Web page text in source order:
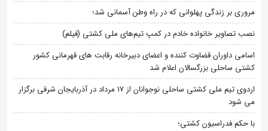
مروری بر زندگی پهلوانی که در راه وطن آسمانی شد؛
نصب تصاویر خانواده خادم در کمپ تیم‌های ملی کشتی (فیلم)
اسامی داوران قضاوت کننده و اعضای دبیرخانه رقابت های قهرمانی کشور
کشتی ساحلی بزرگسالان اعلام شد
اردوی تیم ملی کشتی ساحلی نوجوانان از 17 مرداد در آذربایجان شرقی برگزار
می شود
با حکم فدراسیون کشتی؛